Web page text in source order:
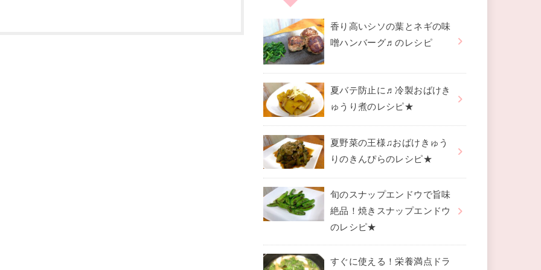
香り高いシソの葉とネギの味
噌ハンバーグ♬のレシピ
夏バテ防止に♬冷製おばけき
ゅうり煮のレシピ★
夏野菜の王様♫おばけきゅう
りのきんぴらのレシピ★
旬のスナップエンドウで旨味
絶品！焼きスナップエンドウ
のレシピ★
すぐに使える！栄養満点ドラ